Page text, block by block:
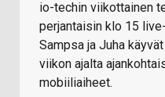
io-techin viikottainen
perjantaisin klo 15
Sampsa ja Juha
viikon ajalta
mobiiliaiheet.